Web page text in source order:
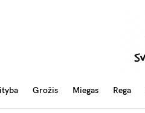
Grožis Miegas Rega